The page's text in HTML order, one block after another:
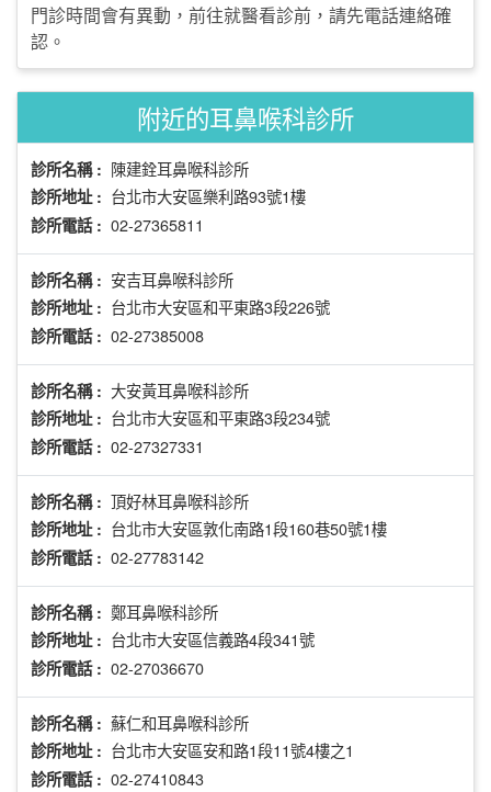
門診時間會有異動，前往就醫看診前，請先電話連絡確
認。
附近的耳鼻喉科診所
診所名稱 : 陳建銓耳鼻喉科診所
診所地址 : 台北市大安區樂利路93號1樓
診所電話 : 02-27365811
診所名稱 : 安吉耳鼻喉科診所
診所地址 : 台北市大安區和平東路3段226號
診所電話 : 02-27385008
診所名稱 : 大安黃耳鼻喉科診所
診所地址 : 台北市大安區和平東路3段234號
診所電話 : 02-27327331
診所名稱 : 頂好林耳鼻喉科診所
診所地址 : 台北市大安區敦化南路1段160巷50號1樓
診所電話 : 02-27783142
診所名稱 : 鄭耳鼻喉科診所
診所地址 : 台北市大安區信義路4段341號
診所電話 : 02-27036670
診所名稱 : 蘇仁和耳鼻喉科診所
診所地址 : 台北市大安區安和路1段11號4樓之1
診所電話 : 02-27410843